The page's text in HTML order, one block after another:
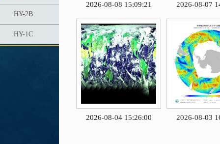
HY-2B
HY-1C
2026-08-08 15:09:21 2026-08-07
2026-08-04 15:26:00 2026-08-03